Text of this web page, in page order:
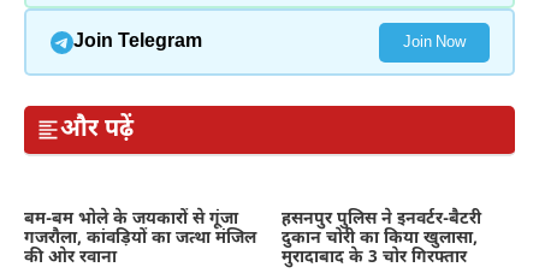
Join Telegram Join Now
और पढ़ें
बम-बम भोले के जयकारों से गूंजा
गजरौला, कांवड़ियों का जत्था मंजिल
की ओर रवाना
हसनपुर पुलिस ने इनवर्टर-बैटरी
दुकान चोरी का किया खुलासा,
मुरादाबाद के 3 चोर गिरफ्तार